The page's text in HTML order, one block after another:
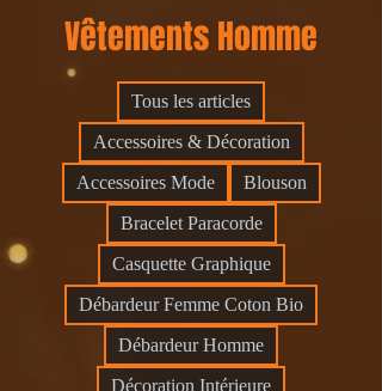
Vêtements Homme
Tous les articles
Accessoires & Décoration
Accessoires Mode
Blouson
Bracelet Paracorde
Casquette Graphique
Débardeur Femme Coton Bio
Débardeur Homme
Décoration Intérieure